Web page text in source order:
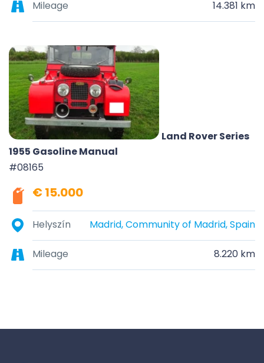
Mileage 14.381 km
Land Rover Series
1955 Gasoline Manual
#08165
€ 15.000
Helyszín Madrid, Community of Madrid, Spain
Mileage 8.220 km